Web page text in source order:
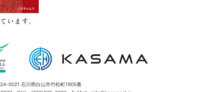
0021 石川県白山市竹松町1905番